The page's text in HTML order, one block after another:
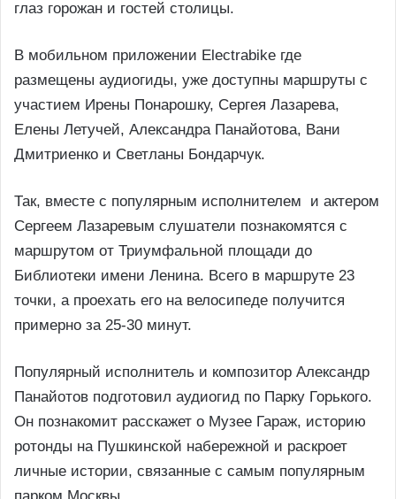
глаз горожан и гостей столицы.
В мобильном приложении Electrabike где
размещены аудиогиды, уже доступны маршруты с
участием Ирены Понарошку, Сергея Лазарева,
Елены Летучей, Александра Панайотова, Вани
Дмитриенко и Светланы Бондарчук.
Так, вместе с популярным исполнителем и актером
Сергеем Лазаревым слушатели познакомятся с
маршрутом от Триумфальной площади до
Библиотеки имени Ленина. Всего в маршруте 23
точки, а проехать его на велосипеде получится
примерно за 25-30 минут.
Популярный исполнитель и композитор Александр
Панайотов подготовил аудиогид по Парку Горького.
Он познакомит расскажет о Музее Гараж, историю
ротонды на Пушкинской набережной и раскроет
личные истории, связанные с самым популярным